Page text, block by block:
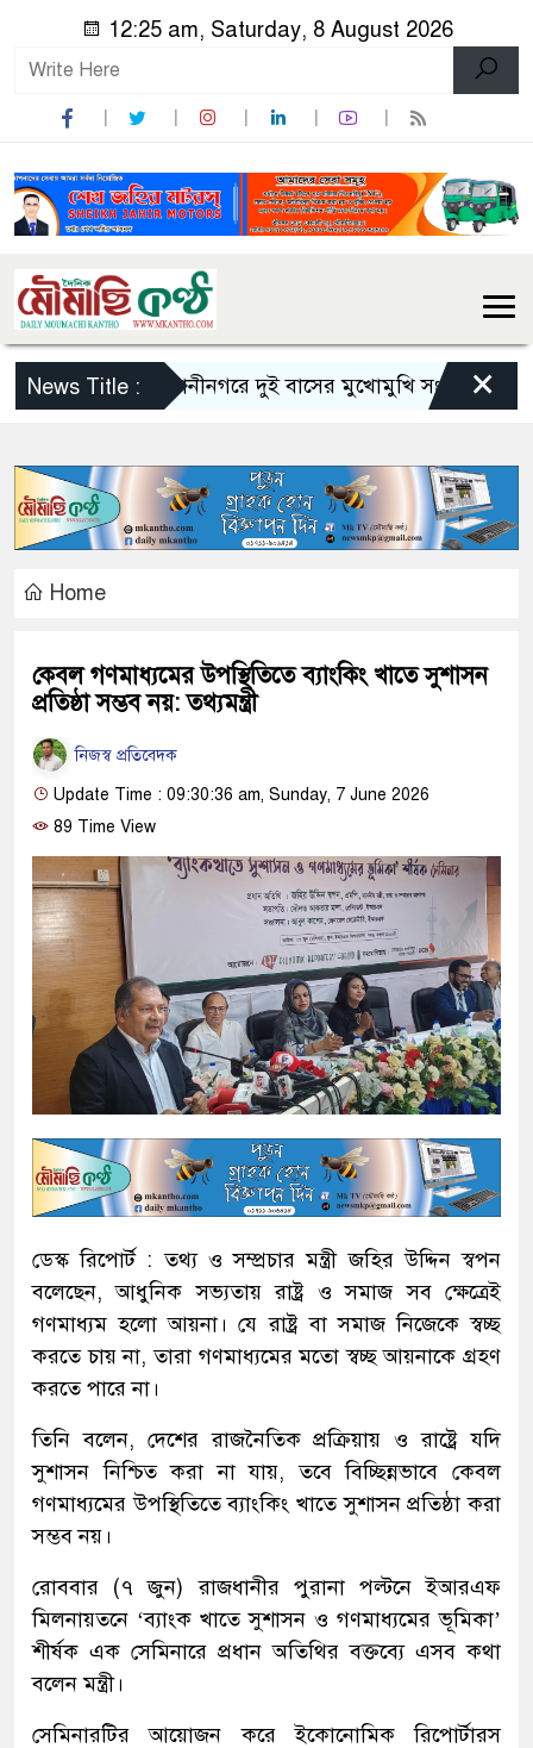
12:25 am, Saturday, 8 August 2026
News Title :
সিলেটে ওসমানীনগরে দুই বাসের মুখোমুখি সংঘর্ষে ৯জনের×
Home
কেবল গণমাধ্যমের উপস্থিতিতে ব্যাংকিং খাতে সুশাসন
প্রতিষ্ঠা সম্ভব নয়: তথ্যমন্ত্রী
নিজস্ব প্রতিবেদক
Update Time : 09:30:36 am, Sunday, 7 June 2026
89 Time View
ডেস্ক রিপোর্ট : তথ্য ও সম্প্রচার মন্ত্রী জহির উদ্দিন স্বপন
বলেছেন, আধুনিক সভ্যতায় রাষ্ট্র ও সমাজ সব ক্ষেত্রেই
গণমাধ্যম হলো আয়না। যে রাষ্ট্র বা সমাজ নিজেকে স্বচ্ছ
করতে চায় না, তারা গণমাধ্যমের মতো স্বচ্ছ আয়নাকে গ্রহণ
করতে পারে না।
তিনি বলেন, দেশের রাজনৈতিক প্রক্রিয়ায় ও রাষ্ট্রে যদি
সুশাসন নিশ্চিত করা না যায়, তবে বিচ্ছিন্নভাবে কেবল
গণমাধ্যমের উপস্থিতিতে ব্যাংকিং খাতে সুশাসন প্রতিষ্ঠা করা
সম্ভব নয়।
রোববার (৭ জুন) রাজধানীর পুরানা পল্টনে ইআরএফ
মিলনায়তনে ‘ব্যাংক খাতে সুশাসন ও গণমাধ্যমের ভূমিকা’
শীর্ষক এক সেমিনারে প্রধান অতিথির বক্তব্যে এসব কথা
বলেন মন্ত্রী।
সেমিনারটির আয়োজন করে ইকোনোমিক রিপোর্টারস